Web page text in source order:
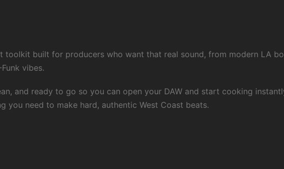
toolkit built for producers who want that real sound, from modern LA
vibes.
and ready to go so you can open your DAW and start cooking
you need to make hard, authentic West Coast beats.